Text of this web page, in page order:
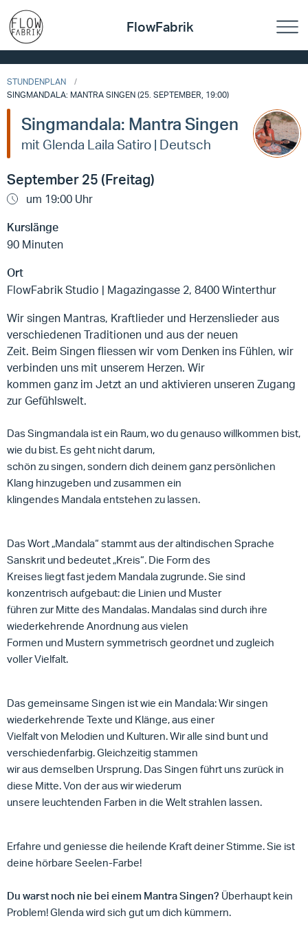
FlowFabrik
STUNDENPLAN
SINGMANDALA: MANTRA SINGEN (25. SEPTEMBER, 19:00)
Singmandala: Mantra Singen
mit Glenda Laila Satiro | Deutsch
September 25 (Freitag)
um 19:00 Uhr
Kurslänge
90 Minuten
Ort
FlowFabrik Studio | Magazingasse 2, 8400 Winterthur
Wir singen Mantras, Kraftlieder und Herzenslieder aus
verschiedenen Traditionen und aus der neuen
Zeit. Beim Singen fliessen wir vom Denken ins Fühlen, wir
verbinden uns mit unserem Herzen. Wir
kommen ganz im Jetzt an und aktivieren unseren Zugang
zur Gefühlswelt.
Das Singmandala ist ein Raum, wo du genauso willkommen bist,
wie du bist. Es geht nicht darum,
schön zu singen, sondern dich deinem ganz persönlichen
Klang hinzugeben und zusammen ein
klingendes Mandala entstehen zu lassen.
Das Wort „Mandala“ stammt aus der altindischen Sprache
Sanskrit und bedeutet „Kreis“. Die Form des
Kreises liegt fast jedem Mandala zugrunde. Sie sind
konzentrisch aufgebaut: die Linien und Muster
führen zur Mitte des Mandalas. Mandalas sind durch ihre
wiederkehrende Anordnung aus vielen
Formen und Mustern symmetrisch geordnet und zugleich
voller Vielfalt.
Das gemeinsame Singen ist wie ein Mandala: Wir singen
wiederkehrende Texte und Klänge, aus einer
Vielfalt von Melodien und Kulturen. Wir alle sind bunt und
verschiedenfarbig. Gleichzeitig stammen
wir aus demselben Ursprung. Das Singen führt uns zurück in
diese Mitte. Von der aus wir wiederum
unsere leuchtenden Farben in die Welt strahlen lassen.
Erfahre und geniesse die heilende Kraft deiner Stimme. Sie ist
deine hörbare Seelen-Farbe!
Du warst noch nie bei einem Mantra Singen? Überhaupt kein
Problem! Glenda wird sich gut um dich kümmern.